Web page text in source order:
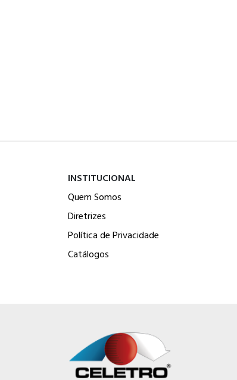
INSTITUCIONAL
Quem Somos
Diretrizes
Política de Privacidade
Catálogos